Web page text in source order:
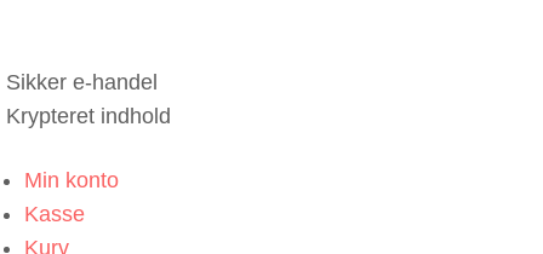
Sikker e-handel
Krypteret indhold
Min konto
Kasse
Kurv